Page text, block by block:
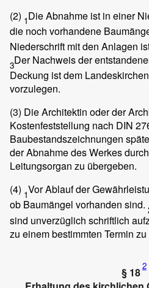
(2) 1Die Abnahme ist in einer
die noch vorhandene
Niederschrift mit den Anlagen
3Der Nachweis der
Deckung ist dem
vorzulegen.
(3) Die Architektin oder der
Kostenfeststellung nach DIN
Baubestandszeichnungen
der Abnahme des Werkes
Leitungsorgan zu übergeben.
(4) 1Vor Ablauf der
ob Baumängel vorhanden sind.
sind unverzüglich schriftlich
zu einem bestimmten Termin
§ 182